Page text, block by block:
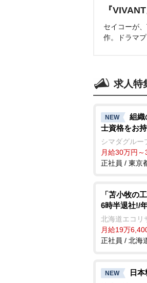
『
セイコーが
作。ドラマ
求人特
NEW
組織
士資格をお
シマダグルー
月給30万円～
正社員 / 東京
「苫小牧の
6時半退社!/
北海道エコリ
月給19万
正社員 / 北海
NEW 日